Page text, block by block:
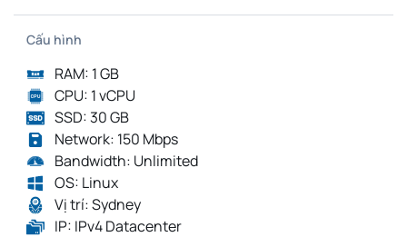
Cấu hình
RAM: 1 GB
CPU: 1 vCPU
SSD: 30 GB
Network: 150 Mbps
Bandwidth: Unlimited
OS: Linux
Vị trí: Sydney
IP: IPv4 Datacenter